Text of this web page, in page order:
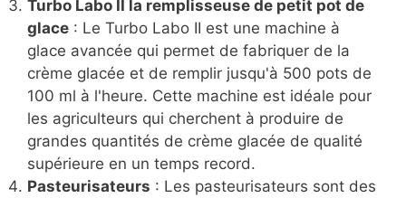
Turbo Labo II la remplisseuse de petit pot de
glace : Le Turbo Labo II est une machine à
glace avancée qui permet de fabriquer de la
crème glacée et de remplir jusqu'à 500 pots de
100 ml à l'heure. Cette machine est idéale pour
les agriculteurs qui cherchent à produire de
grandes quantités de crème glacée de qualité
supérieure en un temps record.
Pasteurisateurs : Les pasteurisateurs sont des